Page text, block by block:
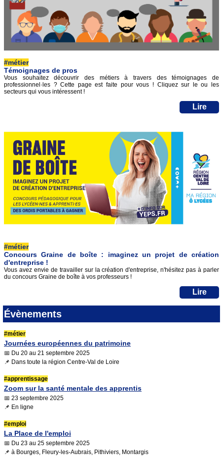
#métier
Témoignages de pros
Vous souhaitez découvrir des métiers à travers des témoignages de
professionnel·les ? Cette page est faite pour vous ! Cliquez sur le ou les
secteurs qui vous intéressent !
Lire
#métier
Concours Graine de boîte : imaginez un projet de création
d'entreprise !
Vous avez envie de travailler sur la création d'entreprise, n'hésitez pas à parler
du concours Graine de boîte à vos professeurs !
Lire
Évènements
#métier
Journées européennes du patrimoine
📅 Du 20 au 21 septembre 2025
📌 Dans toute la région Centre-Val de Loire
#apprentissage
Zoom sur la santé mentale des apprentis
📅 23 septembre 2025
📌 En ligne
#emploi
La Place de l'emploi
📅 Du 23 au 25 septembre 2025
📌 à Bourges, Fleury-les-Aubrais, Pithiviers, Montargis